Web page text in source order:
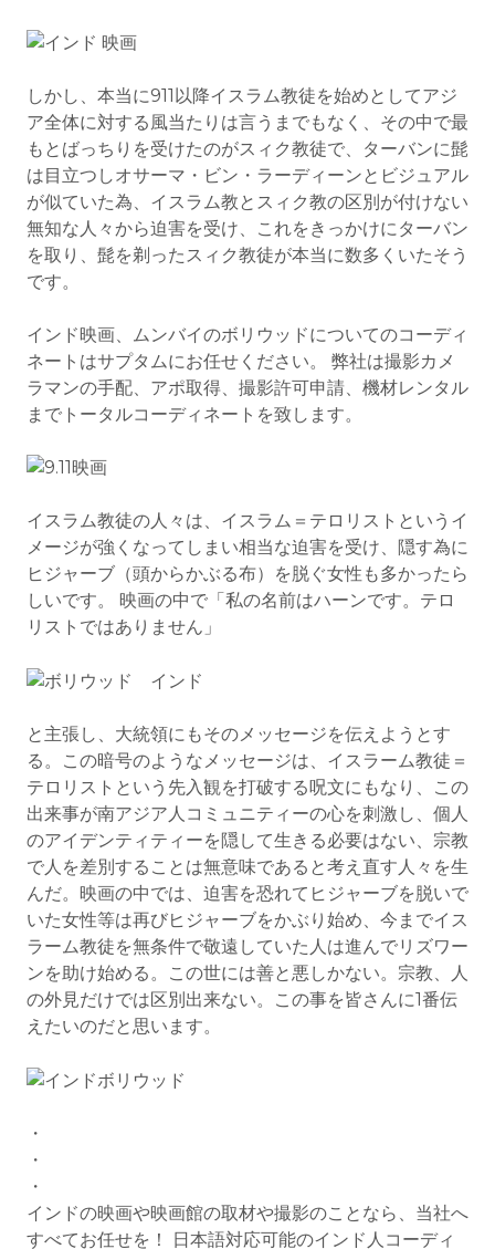
しかし、本当に911以降イスラム教徒を始めとしてアジ
ア全体に対する風当たりは言うまでもなく、その中で最
もとばっちりを受けたのがスィク教徒で、ターバンに髭
は目立つしオサーマ・ビン・ラーディーンとビジュアル
が似ていた為、イスラム教とスィク教の区別が付けない
無知な人々から迫害を受け、これをきっかけにターバン
を取り、髭を剃ったスィク教徒が本当に数多くいたそう
です。
インド映画、ムンバイのボリウッドについてのコーディ
ネートはサプタムにお任せください。 弊社は撮影カメ
ラマンの手配、アポ取得、撮影許可申請、機材レンタル
までトータルコーディネートを致します。
イスラム教徒の人々は、イスラム＝テロリストというイ
メージが強くなってしまい相当な迫害を受け、隠す為に
ヒジャーブ（頭からかぶる布）を脱ぐ女性も多かったら
しいです。 映画の中で「私の名前はハーンです。テロ
リストではありません」
と主張し、大統領にもそのメッセージを伝えようとす
る。この暗号のようなメッセージは、イスラーム教徒＝
テロリストという先入観を打破する呪文にもなり、この
出来事が南アジア人コミュニティーの心を刺激し、個人
のアイデンティティーを隠して生きる必要はない、宗教
で人を差別することは無意味であると考え直す人々を生
んだ。映画の中では、迫害を恐れてヒジャーブを脱いで
いた女性等は再びヒジャーブをかぶり始め、今までイス
ラーム教徒を無条件で敬遠していた人は進んでリズワー
ンを助け始める。この世には善と悪しかない。宗教、人
の外見だけでは区別出来ない。この事を皆さんに1番伝
えたいのだと思います。
・
・
・
インドの映画や映画館の取材や撮影のことなら、当社へ
すべてお任せを！ 日本語対応可能のインド人コーディ